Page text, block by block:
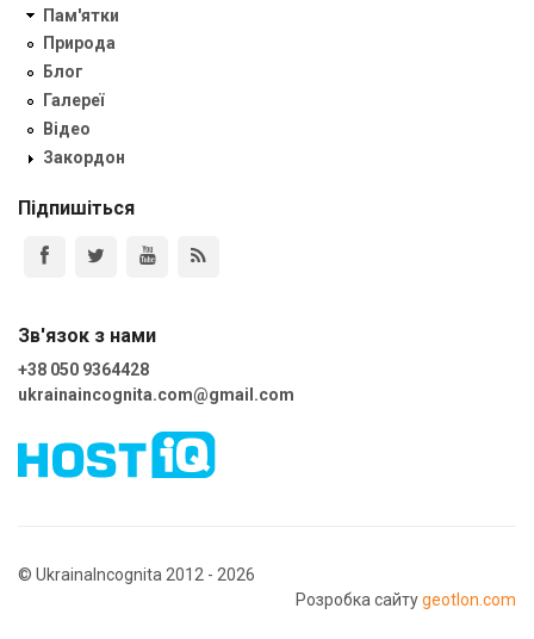
Пам'ятки
Природа
Блог
Галереї
Відео
Закордон
Підпишіться
Зв'язок з нами
+38 050 9364428
ukrainaincognita.com@gmail.com
© UkrainaIncognita 2012 - 2026
Розробка сайтуgeotlon.com